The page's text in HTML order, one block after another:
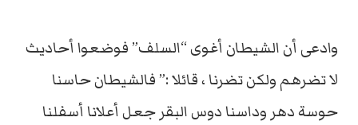
وادعى أن الشيطان أغوى “السلف” فوضعوا أحاديث
لا تضرهم ولكن تضرنا ، قائلا :” فالشيطان حاسنا
حوسة دهر وداسنا دوس البقر جعل أعلانا أسفلنا